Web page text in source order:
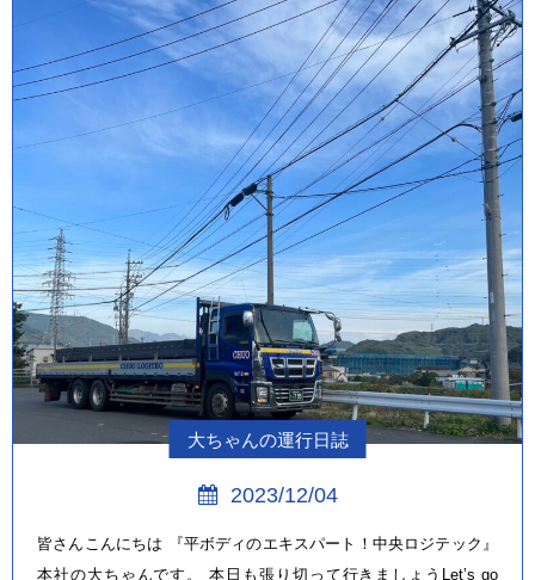
大ちゃんの運行日誌
2023/12/04
皆さんこんにちは 『平ボディのエキスパート！中央ロジテック』
本社の大ちゃんです。 本日も張り切って行きましょうLet’s go